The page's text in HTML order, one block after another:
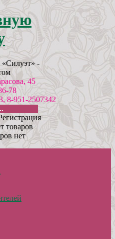
-
45
78
8-951-2507342
товаров
нет